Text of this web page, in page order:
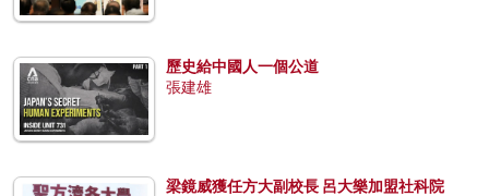
歷史給中國人一個公道
張建雄
梁鏡威獲任方大副校長 呂大樂加盟社科院